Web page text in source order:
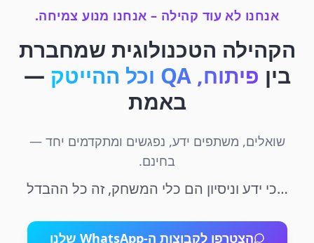
אנחנו לא עוד קהילה – אנחנו מנוע צמיחה.
הקהילה הטכנולוגית שמחברת
בין פיתוח, QA וכל ההייטק
—
באמת
שואלים, משתפים ידע, נפגשים ומתקדמים יחד —
בחינם.
…כי ידע וניסיון הם כלי המשחק, זה כל ההבדל
הצטרפו לקבוצות ה-WhatsApp שלנו